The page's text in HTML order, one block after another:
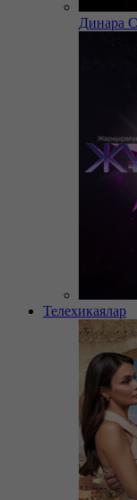
Динара
Телехикаялар